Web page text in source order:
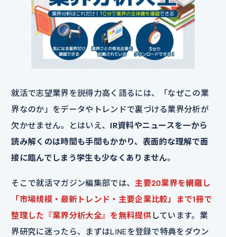
就活で志望業界を説得力高く語るには、「なぜこの業
界なのか」をデータやトレンドで裏づける業界分析が
欠かせません。とはいえ、 IR資料やニュースを一から
読み解くのは時間も手間もかかり、表面的な理解で面
接に臨んでしまう学生も少なくありません。
そこで就活マガジン編集部では、 主要20業界を網羅し
「市場規模・最新トレンド・主要企業比較」まで1冊で
整理した『業界分析大全』を無料提供しています。業
界研究に迷ったら、まずはLINEを登録で特典をダウン